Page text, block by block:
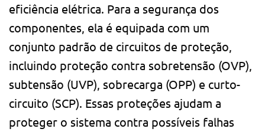
eficiência elétrica. Para a segurança dos
componentes, ela é equipada com um
conjunto padrão de circuitos de proteção,
incluindo proteção contra sobretensão (OVP),
subtensão (UVP), sobrecarga (OPP) e curto-
circuito (SCP). Essas proteções ajudam a
proteger o sistema contra possíveis falhas